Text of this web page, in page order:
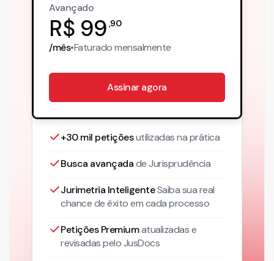
Avançado
R$ 99 90
/mês•Faturadomensalmente
Assinar agora
+30 mil petiçõesutilizadas na prática
Busca avançadade Jurisprudência
Jurimetria InteligenteSaiba sua real
chance de êxito em cada processo
Petições Premiumatualizadase
revisadas pelo JusDocs